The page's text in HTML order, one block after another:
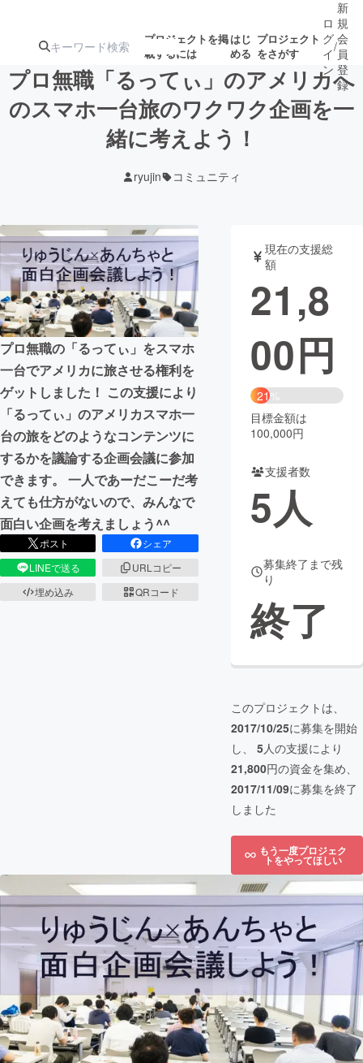
プロジェクトを掲
載するには
はじ
める
プロジェクト
をさがす
注目のリ 注目の新着プロ 募集終了が近いプ
ロジェクト
テクノロジー・ガジェット
映像・映画 書籍・雑誌
ビジネス・起業 チャレンジ
まちづくり・地域活性化
CAMPFIRE for Social Good
CAMPFIRE Creation
CAMPFIREふるさと納税machi-ya コミュニティ
ロ
グ
イ
ン
/
新
規
会
員
登
録
プロ無職「るってぃ」のアメリカへ
のスマホ一台旅のワクワク企画を一
緒に考えよう！
ryujin コミュニティ
プロ無職の「るってぃ」をスマホ
一台でアメリカに旅させる権利を
ゲットしました！ この支援により
「るってぃ」のアメリカスマホ一
台の旅をどのようなコンテンツに
するかを議論する企画会議に参加
できます。 一人であーだこーだ考
えても仕方がないので、みんなで
面白い企画を考えましょう^^
ポスト
シェア
LINEで送る
URLコピー
埋め込み
QRコード
現在の支援総
額
21,8
00円
21%
目標金額は
100,000円
支援者数
5人
募集終了まで残
り
終了
このプロジェクトは、
2017/10/25に募集を開始
し、 5人の支援により
21,800円の資金を集め、
2017/11/09に募集を終了
しました
もう一度プロジェク
トをやってほしい